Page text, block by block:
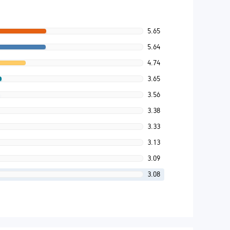
5.65
5.64
4.74
3.65
3.56
3.38
3.33
3.13
3.09
3.08